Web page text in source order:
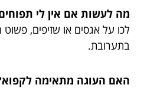
מה לעשות אם אין לי
לכו על אגסים או שזיפים, פשוט
בתערובת.
האם העוגה מתאימה